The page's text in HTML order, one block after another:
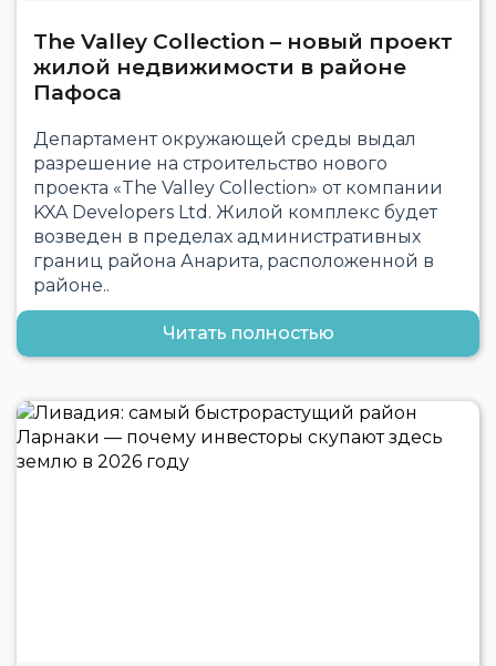
The Valley Collection – новый проект
жилой недвижимости в районе
Пафоса
Департамент окружающей среды выдал
разрешение на строительство нового
проекта «The Valley Collection» от компании
KXA Developers Ltd. Жилой комплекс будет
возведен в пределах административных
границ района Анарита, расположенной в
районе..
Читать полностью